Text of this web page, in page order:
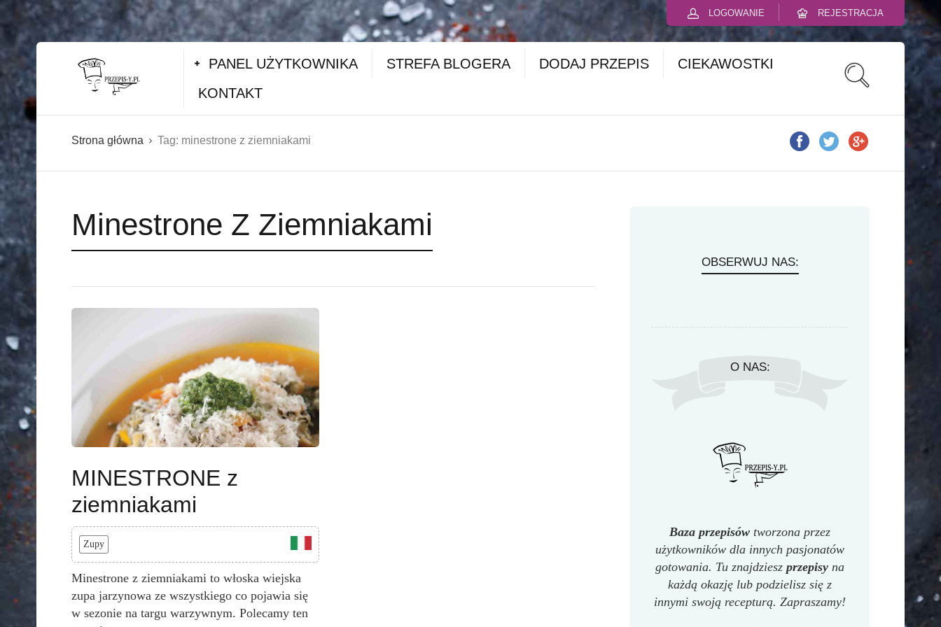
LOGOWANIE REJESTRACJA
PANEL UŻYTKOWNIKA STREFA BLOGERA DODAJ PRZEPIS
CIEKAWOSTKI
KONTAKT
Strona główna Tag: minestrone z ziemniakami
Minestrone Z Ziemniakami
MINESTRONE z
ziemniakami
Zupy
Minestrone z ziemniakami to włoska wiejska
zupa jarzynowa ze wszystkiego co pojawia się
w sezonie na targu warzywnym. Polecamy ten
OBSERWUJ NAS:
O NAS:
Baza przepisów tworzona przez
użytkowników dla innych pasjonatów
gotowania. Tu znajdziesz przepisy na
każdą okazję lub podzielisz się z
innymi swoją recepturą. Zapraszamy!